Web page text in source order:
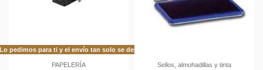
pedimos para ti y el envío tan solo se demora 48h más de lo habitual!
PAPELERÍA Sellos, almohadillas y tinta